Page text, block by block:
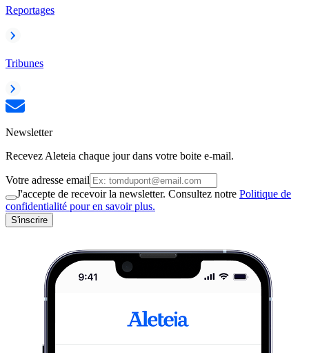
Reportages
Tribunes
Newsletter
Recevez Aleteia chaque jour dans votre boite e-mail.
Votre adresse email
J'accepte de recevoir la newsletter. Consultez notre Politique de
confidentialité pour en savoir plus.
S'inscrire